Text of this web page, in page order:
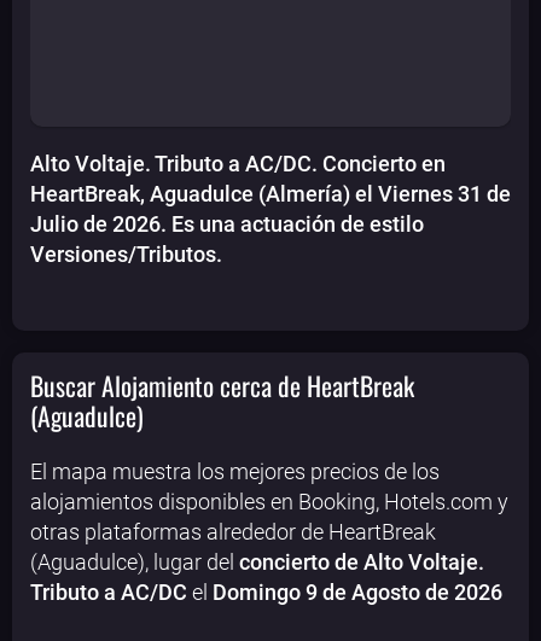
Alto Voltaje. Tributo a AC/DC. Concierto en
HeartBreak, Aguadulce (Almería) el Viernes 31 de
Julio de 2026. Es una actuación de estilo
Versiones/Tributos.
Buscar Alojamiento cerca de HeartBreak
(Aguadulce)
El mapa muestra los mejores precios de los
alojamientos disponibles en Booking, Hotels.com y
otras plataformas alrededor de HeartBreak
(Aguadulce), lugar del concierto de Alto Voltaje.
Tributo a AC/DC el Domingo 9 de Agosto de 2026